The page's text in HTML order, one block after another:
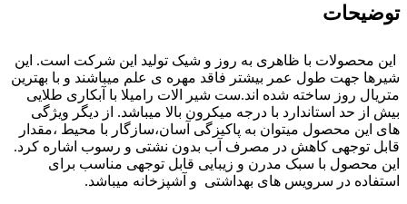
توضیحات
این محصولات با ظاهری به روز و شیک تولید این شرکت است. این
شیرها جهت طول عمر بیشتر فاقد مهره ی علم میباشند و با بهترین
متریال روز ساخته شده اند.ست شیر الات رامیلا با آبکاری طلایی
بیش از حد استاندارد با درجه میکرون بالا میباشد. از دیگر ویژگی
های این محصول میتوان به پاکیزگی آسان،سازگار با محیط ،مقدار
قابل توجهی کاهش در مصرف آب بدون نشتی و رسوب اشاره کرد.
این محصول با سبک مدرن و زیبایی قابل توجهی مناسب برای
استفاده در سرویس های بهداشتی و آشپزخانه میباشد.